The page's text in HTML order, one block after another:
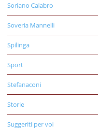
Soriano Calabro
Soveria Mannelli
Spilinga
Sport
Stefanaconi
Storie
Suggeriti per voi